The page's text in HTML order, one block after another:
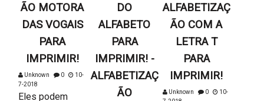
ÃO MOTORA
DAS VOGAIS
PARA
IMPRIMIR!
Unknown 0
10-
7-2018
Eles podem
DO
ALFABETO
PARA
IMPRIMIR! -
ALFABETIZAÇ
ÃO
ALFABETIZAÇ
ÃO COM A
LETRA T
PARA
IMPRIMIR!
Unknown 0
10-